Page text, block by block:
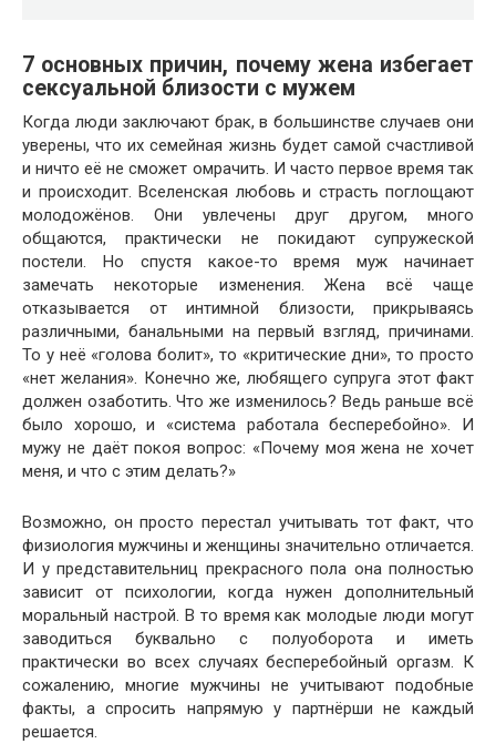
7 основных причин, почему жена избегает
сексуальной близости с мужем
Когда люди заключают брак, в большинстве случаев они
уверены, что их семейная жизнь будет самой счастливой
и ничто её не сможет омрачить. И часто первое время так
и происходит. Вселенская любовь и страсть поглощают
молодожёнов. Они увлечены друг другом, много
общаются, практически не покидают супружеской
постели. Но спустя какое-то время муж начинает
замечать некоторые изменения. Жена всё чаще
отказывается от интимной близости, прикрываясь
различными, банальными на первый взгляд, причинами.
То у неё «голова болит», то «критические дни», то просто
«нет желания». Конечно же, любящего супруга этот факт
должен озаботить. Что же изменилось? Ведь раньше всё
было хорошо, и «система работала бесперебойно». И
мужу не даёт покоя вопрос: «Почему моя жена не хочет
меня, и что с этим делать?»
Возможно, он просто перестал учитывать тот факт, что
физиология мужчины и женщины значительно отличается.
И у представительниц прекрасного пола она полностью
зависит от психологии, когда нужен дополнительный
моральный настрой. В то время как молодые люди могут
заводиться буквально с полуоборота и иметь
практически во всех случаях бесперебойный оргазм. К
сожалению, многие мужчины не учитывают подобные
факты, а спросить напрямую у партнёрши не каждый
решается.